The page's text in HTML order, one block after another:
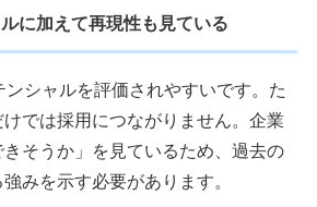
に加えて再現性も見ている
シャルを評価されやすいです。た
では採用につながりません。企業
そうか」を見ているため、過去の
みを示す必要があります。